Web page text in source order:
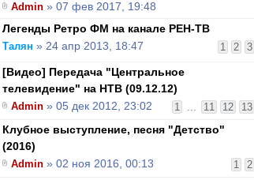
Admin » 07 фев 2017, 19:48
Легенды Ретро ФМ на канале РЕН-ТВ
1 2 3
Талян » 24 апр 2013, 18:47
[Видео] Передача "Центральное
телевидение" на НТВ (09.12.12)
1 ... 11 12 13
Admin » 05 дек 2012, 23:02
Клубное выступление, песня "Детство"
(2016)
1 2
Admin » 02 ноя 2016, 00:13